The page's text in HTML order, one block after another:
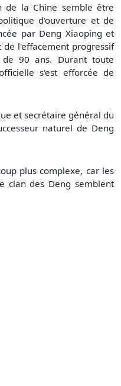
de la Chine semble être
d'ouverture et de
par Deng Xiaoping et
l'effacement progressif
90 ans. Durant toute
s'est efforcée de
et secrétaire général du
naturel de Deng
plus complexe, car les
clan des Deng semblent